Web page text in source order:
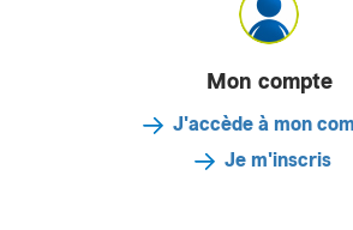
Mon compte
J'accède à mon
Je m'inscris